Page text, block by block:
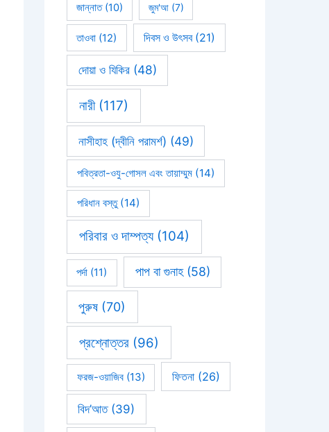
জান্নাত(10) জুম'আ(7)
তাওবা (12) দিবস ও উৎসব(21)
দোয়া ও যিকির(48)
নারী(117)
নাসীহাহ (দ্বীনি পরামর্শ) (49)
পবিত্রতা-ওযু-গোসল এবং তায়াম্মুম(14)
পরিধান বস্তু(14)
পরিবার ও দাম্পত্য(104)
পর্দা (11) পাপ বা গুনাহ(58)
পুরুষ (70)
প্রশ্নোত্তর(96)
ফরজ-ওয়াজিব(13) ফিতনা(26)
বিদ’আত(39)